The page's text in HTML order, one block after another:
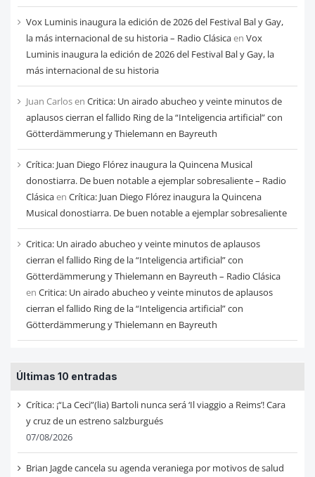
Vox Luminis inaugura la edición de 2026 del Festival Bal y Gay,
la más internacional de su historia – Radio Clásicaen Vox
Luminis inaugura la edición de 2026 del Festival Bal y Gay, la
más internacional de su historia
Juan Carlosen Critica: Un airado abucheo y veinte minutos de
aplausos cierran el fallido Ring de la “Inteligencia artificial” con
Götterdämmerung y Thielemann en Bayreuth
Crítica: Juan Diego Flórez inaugura la Quincena Musical
donostiarra. De buen notable a ejemplar sobresaliente – Radio
Clásicaen Crítica: Juan Diego Flórez inaugura la Quincena
Musical donostiarra. De buen notable a ejemplar sobresaliente
Critica: Un airado abucheo y veinte minutos de aplausos
cierran el fallido Ring de la “Inteligencia artificial” con
Götterdämmerung y Thielemann en Bayreuth – Radio Clásica
en Critica: Un airado abucheo y veinte minutos de aplausos
cierran el fallido Ring de la “Inteligencia artificial” con
Götterdämmerung y Thielemann en Bayreuth
Últimas 10 entradas
Crítica: ¡“La Ceci”(lia) Bartoli nunca será ‘Il viaggio a Reims’! Cara
y cruz de un estreno salzburgués
07/08/2026
Brian Jagde cancela su agenda veraniega por motivos de salud